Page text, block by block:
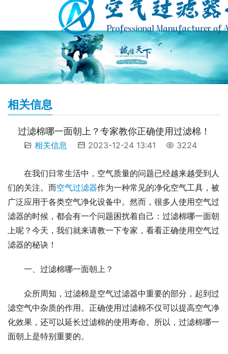
相关信息
过滤棉哪一面朝上？专家教你正确使用过滤棉！
相关信息 2023-12-24 13:41 3224
在我们日常生活中，空气质量的问题已经越来越受到人
们的关注。而空气过滤器作为一种常见的净化空气工具，被
广泛应用于各类空气净化设备中。然而，很多人使用空气过
滤器的时候，都会有一个问题困扰着自己：过滤棉哪一面朝
上呢？今天，我们就来请教一下专家，看看正确使用空气过
滤器的秘诀！
一、过滤棉哪一面朝上？
众所周知，过滤棉是空气过滤器中重要的部分，起到过
滤空气中杂质的作用。正确使用过滤棉不仅可以提高空气净
化效果，还可以延长过滤棉的使用寿命。所以，过滤棉哪一
面朝上是特别重要的。